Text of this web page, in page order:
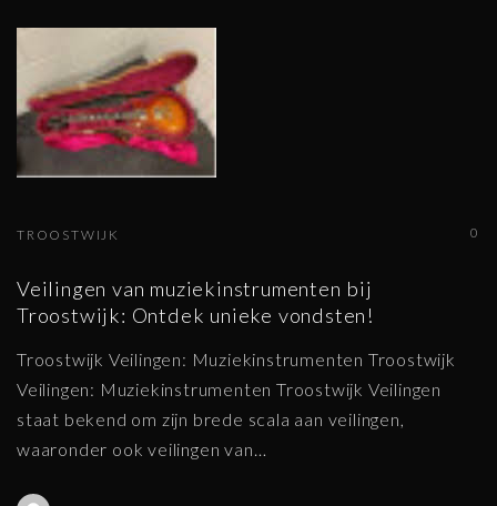
0
TROOSTWIJK
Veilingen van muziekinstrumenten bij
Troostwijk: Ontdek unieke vondsten!
Troostwijk Veilingen: Muziekinstrumenten Troostwijk
Veilingen: Muziekinstrumenten Troostwijk Veilingen
staat bekend om zijn brede scala aan veilingen,
waaronder ook veilingen van